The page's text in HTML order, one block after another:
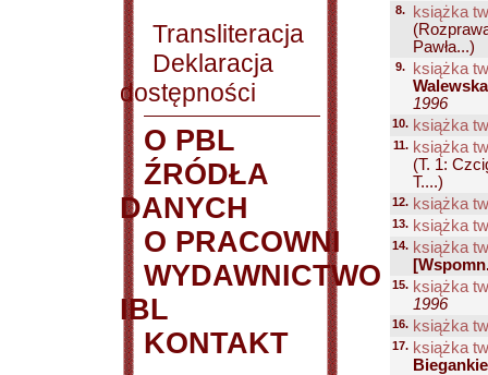
Transliteracja
Deklaracja
dostępności
O PBL
ŹRÓDŁA
DANYCH
O PRACOWNI
WYDAWNICTWO
IBL
KONTAKT
8.
książka
Pawła...)
9.
książka
1996
10. książka
11. książka
(T. 1:
T....)
12. książka
13. książka
14. książka
15. książka
1996
16. książka
17. książka